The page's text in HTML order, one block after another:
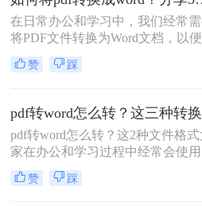
众多用户的青睐。然而，有时我们
要将PDF文件转换为Word格式，
进行更深入的编辑和修改。那么
脑上如何将pdf转换成word呢？下
我们将为您介绍几种实用的方法。
在日常办公和学习中，我们经常
将PDF文件转换为Word文档，以
行编辑、修改或格式化。PDF文件
于其不可编辑性，通常用于分享和
为Word文档就变得尤为重要。那么
何将pdf转换成word呢？下面将介
种常用的PDF转Word的方法。
赞 踩
pdf转word怎么转？这2种文件格式
家在办公和学习过程中经常会使用
到，会遇到需要把转换它们之间的
式，比如有时候我们需要将PDF转
赞 踩